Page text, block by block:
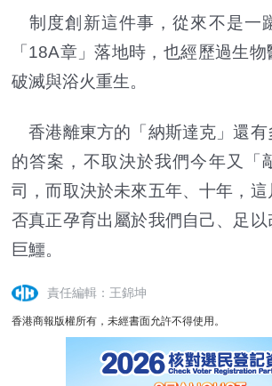
制度創新這件事，從來不是一
「18A章」落地時，也經歷過生
破滅與浴火重生。
香港離東方的「納斯達克」還有
的答案，不取決於我們今年又「
司，而取決於未來五年、十年，
否真正孕育出屬於我們自己、足
巨鱷。
責任編輯：王錦坤
香港商報版權所有，未經書面允許不得使用。